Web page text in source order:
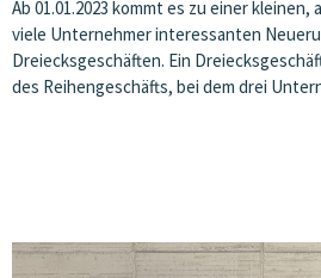
Ab 01.01.2023 kommt es zu einer
viele Unternehmer interessanten
Dreiecksgeschäften. Ein
des Reihengeschäfts, bei dem drei